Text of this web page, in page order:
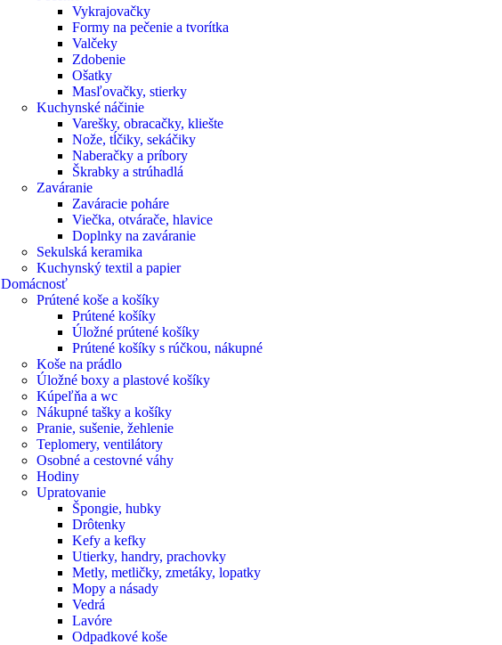
Vykrajovačky
Formy na pečenie a tvorítka
Valčeky
Zdobenie
Ošatky
Masľovačky, stierky
Kuchynské náčinie
Varešky, obracačky, kliešte
Nože, tĺčiky, sekáčiky
Naberačky a príbory
Škrabky a strúhadlá
Zaváranie
Zaváracie poháre
Viečka, otvárače, hlavice
Doplnky na zaváranie
Sekulská keramika
Kuchynský textil a papier
Domácnosť
Prútené koše a košíky
Prútené košíky
Úložné prútené košíky
Prútené košíky s rúčkou, nákupné
Koše na prádlo
Úložné boxy a plastové košíky
Kúpeľňa a wc
Nákupné tašky a košíky
Pranie, sušenie, žehlenie
Teplomery, ventilátory
Osobné a cestovné váhy
Hodiny
Upratovanie
Špongie, hubky
Drôtenky
Kefy a kefky
Utierky, handry, prachovky
Metly, metličky, zmetáky, lopatky
Mopy a násady
Vedrá
Lavóre
Odpadkové koše